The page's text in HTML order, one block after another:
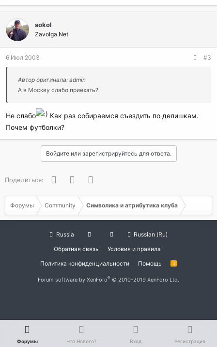
sokol
Zavolga.Net
6 Июл 2003 #3
Автор оригинала: admin
А в Москву слабо приехать?
Не слабо
Как раз собираемся съездить по делишкам.
Почем футболки?
Войдите или зарегистрируйтесь для ответа.
Поделиться: FacebookTwitter
Форумы Community Символика и атрибутика клуба
Russia
Russian (Ru)
Обратная связь
Условия и правила
Политика конфиденциальности
Помощь
R
Forum software by XenForo® © 2010-2019 XenForo Ltd.
Форумы Что Нового? Вход Регистрация